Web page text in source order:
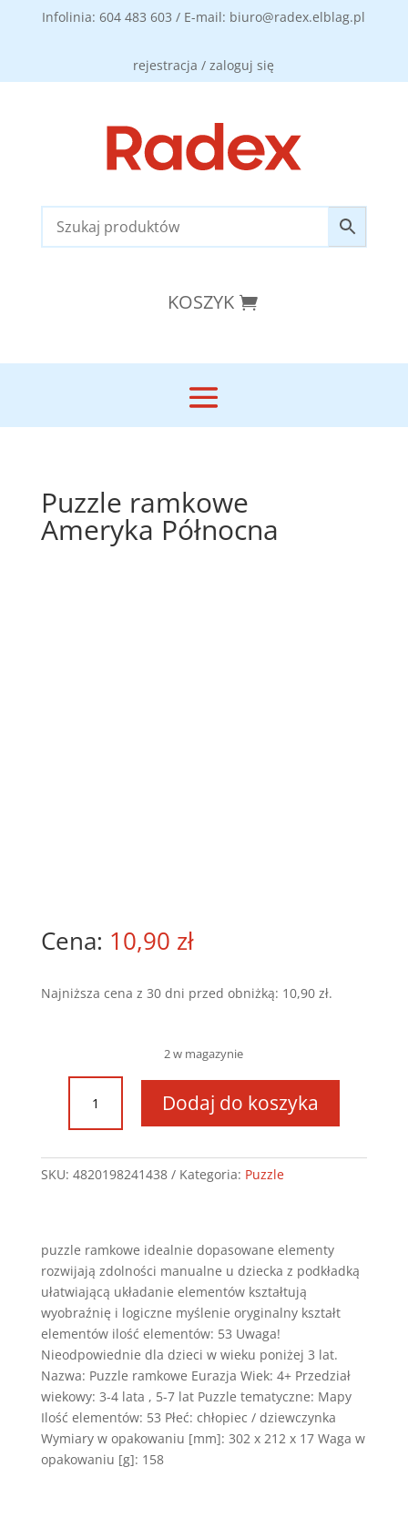
Infolinia: 604 483 603 / E-mail: biuro@radex.elblag.pl
rejestracja / zaloguj się
KOSZYK
Puzzle ramkowe
Ameryka Północna
10,90 zł
Najniższa cena z 30 dni przed obniżką: 10,90 zł.
2 w magazynie
ilość
Puzzle
ramkowe
Północna
Dodaj do koszyka
SKU: 4820198241438 Kategoria: Puzzle
puzzle ramkowe idealnie dopasowane elementy
rozwijają zdolności manualne u dziecka z podkładką
ułatwiającą układanie elementów kształtują
wyobraźnię i logiczne myślenie oryginalny kształt
elementów ilość elementów: 53 Uwaga!
Nieodpowiednie dla dzieci w wieku poniżej 3 lat.
Nazwa: Puzzle ramkowe Eurazja Wiek: 4+ Przedział
wiekowy: 3-4 lata , 5-7 lat Puzzle tematyczne: Mapy
Ilość elementów: 53 Płeć: chłopiec / dziewczynka
Wymiary w opakowaniu [mm]: 302 x 212 x 17 Waga w
opakowaniu [g]: 158